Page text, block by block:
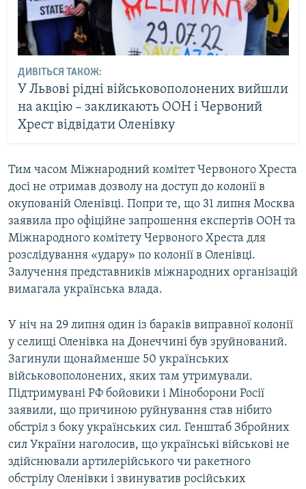
ДИВІТЬСЯ ТАКОЖ:
У Львові рідні військовополонених вийшли
на акцію – закликають ООН і Червоний
Хрест відвідати Оленівку
Тим часом Міжнародний комітет Червоного Хреста
досі не отримав дозволу на доступ до колонії в
окупованій Оленівці. Попри те, що 31 липня Москва
заявила про офіційне запрошення експертів ООН та
Міжнародного комітету Червоного Хреста для
розслідування «удару» по колонії в Оленівці.
Залучення представників міжнародних організацій
вимагала українська влада.
У ніч на 29 липня один із бараків виправної колонії
у селищі Оленівка на Донеччині був зруйнований.
Загинули щонайменше 50 українських
військовополонених, яких там утримували.
Підтримувані РФ бойовики і Міноборони Росії
заявили, що причиною руйнування став нібито
обстріл з боку українських сил. Генштаб Збройних
сил України наголосив, що українські військові не
здійснювали артилерійського чи ракетного
обстрілу Оленівки і звинуватив російських